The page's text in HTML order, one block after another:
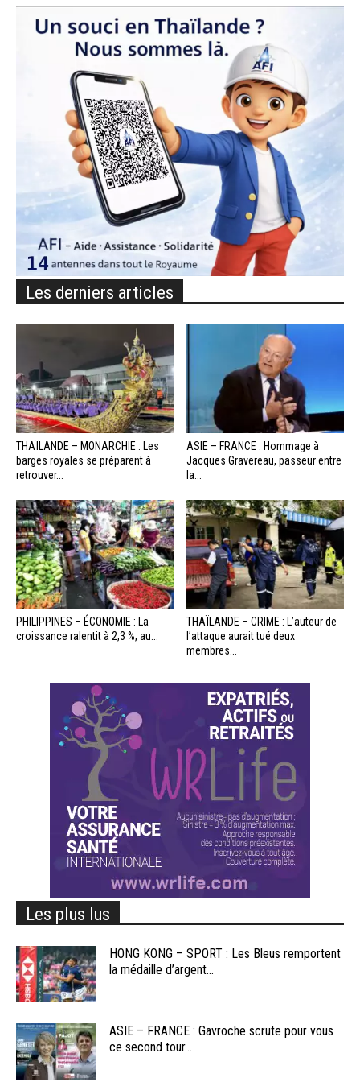
Les derniers articles
THAÏLANDE – MONARCHIE : Les
barges royales se préparent à
retrouver...
ASIE – FRANCE : Hommage à
Jacques Gravereau, passeur entre
la...
PHILIPPINES – ÉCONOMIE : La
croissance ralentit à 2,3 %, au...
THAÏLANDE – CRIME : L’auteur de
l’attaque aurait tué deux
membres...
Les plus lus
HONG KONG – SPORT : Les Bleus remportent
la médaille d’argent...
ASIE – FRANCE : Gavroche scrute pour vous
ce second tour...